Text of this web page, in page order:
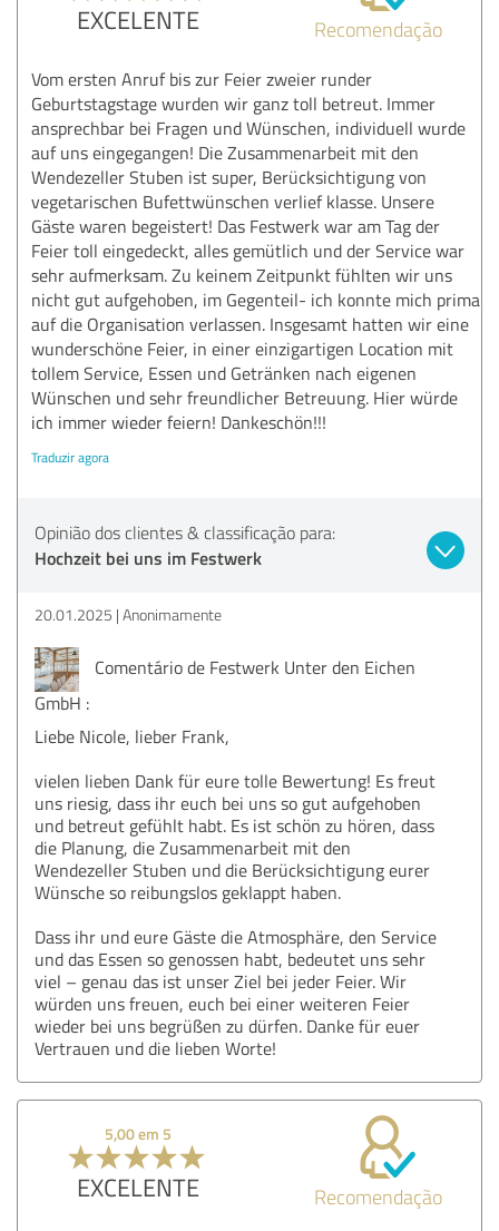
EXCELENTE Recomendação
Vom ersten Anruf bis zur Feier zweier runder
Geburtstagstage wurden wir ganz toll betreut. Immer
ansprechbar bei Fragen und Wünschen, individuell wurde
auf uns eingegangen! Die Zusammenarbeit mit den
Wendezeller Stuben ist super, Berücksichtigung von
vegetarischen Bufettwünschen verlief klasse. Unsere
Gäste waren begeistert! Das Festwerk war am Tag der
Feier toll eingedeckt, alles gemütlich und der Service war
sehr aufmerksam. Zu keinem Zeitpunkt fühlten wir uns
nicht gut aufgehoben, im Gegenteil- ich konnte mich prima
auf die Organisation verlassen. Insgesamt hatten wir eine
wunderschöne Feier, in einer einzigartigen Location mit
tollem Service, Essen und Getränken nach eigenen
Wünschen und sehr freundlicher Betreuung. Hier würde
ich immer wieder feiern! Dankeschön!!!
Traduzir agora
Opinião dos clientes & classificação para:
Hochzeit bei uns im Festwerk
20.01.2025 Anonimamente
Comentário de Festwerk Unter den Eichen
GmbH :
Liebe Nicole, lieber Frank,
vielen lieben Dank für eure tolle Bewertung! Es freut
uns riesig, dass ihr euch bei uns so gut aufgehoben
und betreut gefühlt habt. Es ist schön zu hören, dass
die Planung, die Zusammenarbeit mit den
Wendezeller Stuben und die Berücksichtigung eurer
Wünsche so reibungslos geklappt haben.
Dass ihr und eure Gäste die Atmosphäre, den Service
und das Essen so genossen habt, bedeutet uns sehr
viel – genau das ist unser Ziel bei jeder Feier. Wir
würden uns freuen, euch bei einer weiteren Feier
wieder bei uns begrüßen zu dürfen. Danke für euer
Vertrauen und die lieben Worte!
5,00 em 5
EXCELENTE Recomendação